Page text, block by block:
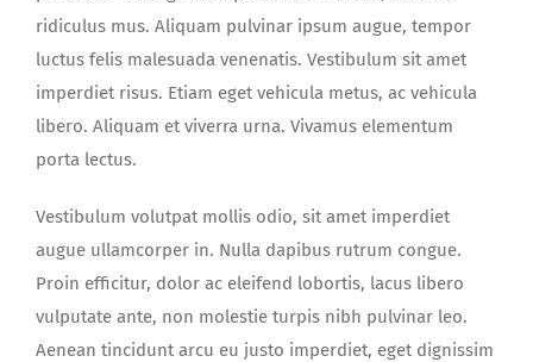
ridiculus mus. Aliquam pulvinar ipsum augue, tempor
luctus felis malesuada venenatis. Vestibulum sit amet
imperdiet risus. Etiam eget vehicula metus, ac vehicula
libero. Aliquam et viverra urna. Vivamus elementum
porta lectus.
Vestibulum volutpat mollis odio, sit amet imperdiet
augue ullamcorper in. Nulla dapibus rutrum congue.
Proin efficitur, dolor ac eleifend lobortis, lacus libero
vulputate ante, non molestie turpis nibh pulvinar leo.
Aenean tincidunt arcu eu justo imperdiet, eget dignissim